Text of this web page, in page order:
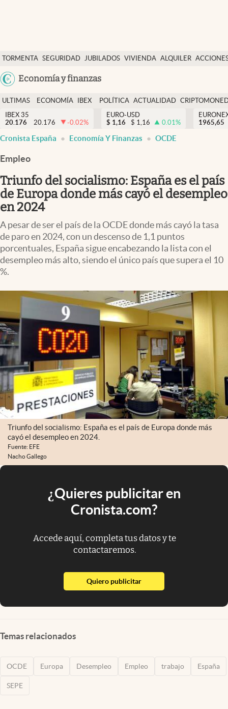
TORMENTA SEGURIDAD JUBILADOS VIVIENDA ALQUILER
USA
Economía y finanzas
Economía y finanzas
Política
Actualidad
Criptomonedas
España
ULTIMAS
NOTICIAS
ECONOMÍA
FINANZAS
IBEX
EURO
POLÍTICA ACTUALIDAD
IBEX 35
20.176
20.176 -0.02%
EURO-USD
$ 1,16 $ 1,16 0.01%
1965,65
Cronista España Economía Y Finanzas OCDE
Empleo
Triunfo del socialismo: España es el país
de Europa donde más cayó el desempleo
en 2024
A pesar de ser el país de la OCDE donde más cayó la tasa
de paro en 2024, con un descenso de 1,1 puntos
porcentuales, España sigue encabezando la lista con el
desempleo más alto, siendo el único país que supera el 10
%.
Triunfo del socialismo: España es el país de Europa donde más
cayó el desempleo en 2024.
Fuente: EFE
Nacho Gallego
¿Quieres publicitar en
Cronista.com?
Accede aquí, completa tus datos y te
contactaremos.
Quiero publicitarabre en nueva pestaña
Temas relacionados
OCDE Europa Desempleo Empleo trabajo España
SEPE